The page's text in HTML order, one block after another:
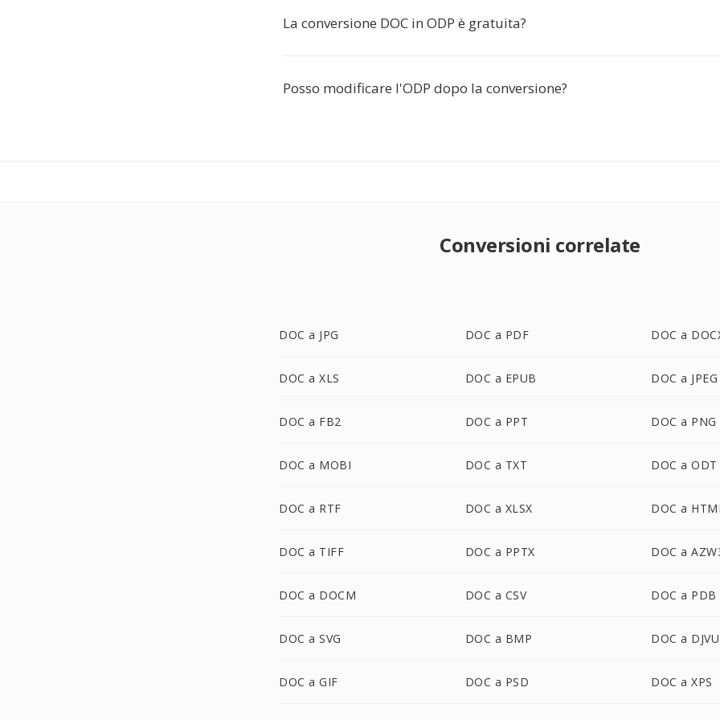
La conversione DOC in ODP è gratuita?
Posso modificare l'ODP dopo la conversione?
Conversioni correlate
DOC a JPG DOC a PDF DOC a
DOC a XLS DOC a EPUB DOC a JPEG
DOC a FB2 DOC a PPT DOC a PNG
DOC a MOBI DOC a TXT DOC a ODT
DOC a RTF DOC a XLSX DOC a
DOC a TIFF DOC a PPTX DOC a
DOC a DOCM DOC a CSV DOC a PDB
DOC a SVG DOC a BMP DOC a DJVU
DOC a GIF DOC a PSD DOC a XPS